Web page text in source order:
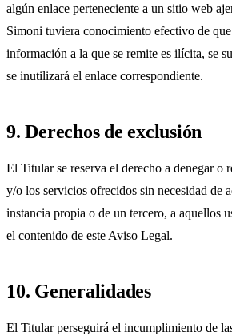
algún enlace perteneciente a un sitio web
Simoni tuviera conocimiento efectivo de
información a la que se remite es ilícita, se
se inutilizará el enlace correspondiente.
9. Derechos de exclusión
El Titular se reserva el derecho a denegar o
y/o los servicios ofrecidos sin necesidad de
instancia propia o de un tercero, a aquellos
el contenido de este Aviso Legal.
10. Generalidades
El Titular perseguirá el incumplimiento de